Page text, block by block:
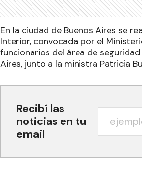
En la ciudad de Buenos Aires se
Interior, convocada por el
funcionarios del área de
Aires, junto a la ministra Patricia
Recibí las
noticias en tu
email